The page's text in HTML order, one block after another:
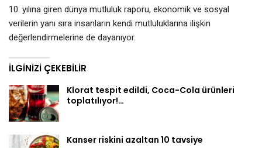
10. yılına giren dünya mutluluk raporu, ekonomik ve sosyal
verilerin yanı sıra insanların kendi mutluluklarına ilişkin
değerlendirmelerine de dayanıyor.
İLGINIZI ÇEKEBILIR
Klorat tespit edildi, Coca-Cola ürünleri
toplatılıyor!…
Kanser riskini azaltan 10 tavsiye